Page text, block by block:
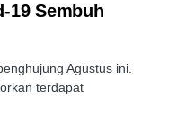
19 Sembuh
Agustus ini.
terdapat